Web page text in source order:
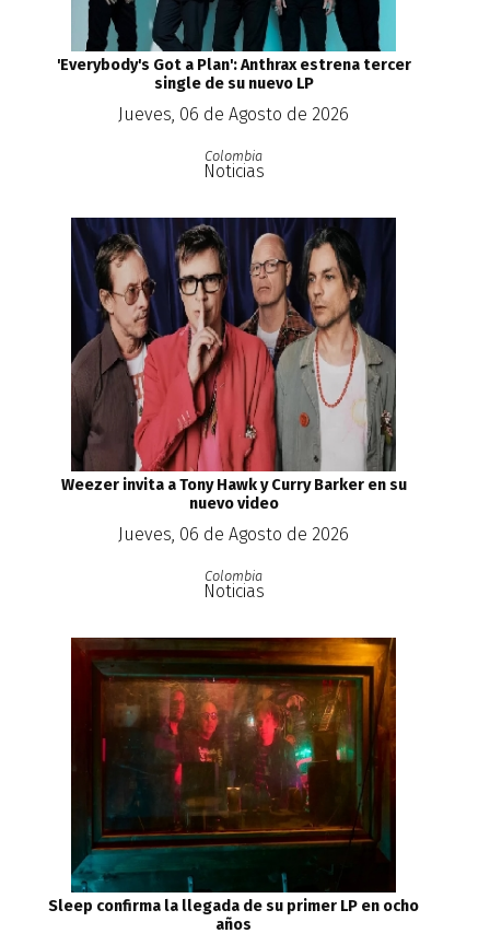
'Everybody's Got a Plan': Anthrax estrena tercer
single de su nuevo LP
Jueves, 06 de Agosto de 2026
Colombia
Noticias
Weezer invita a Tony Hawk y Curry Barker en su
nuevo video
Jueves, 06 de Agosto de 2026
Colombia
Noticias
Sleep confirma la llegada de su primer LP en ocho
años